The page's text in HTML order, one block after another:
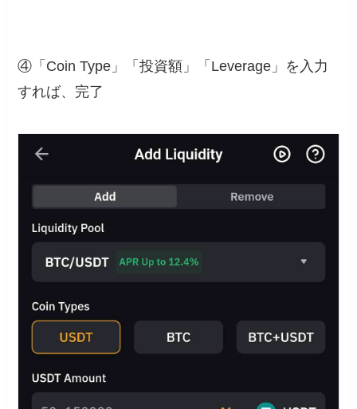
④「Coin Type」「投資額」「Leverage」を入力
すれば、完了